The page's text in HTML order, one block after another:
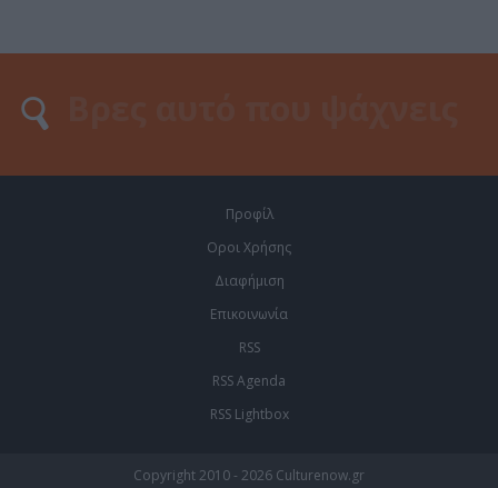
Προφίλ
Οροι Χρήσης
Διαφήμιση
Επικοινωνία
RSS
RSS Agenda
RSS Lightbox
Copyright 2010 - 2026 Culturenow.gr